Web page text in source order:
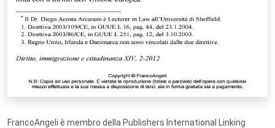
FrancoAngeli è membro della Publishers International Linking